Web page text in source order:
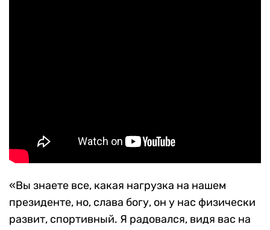
«Вы знаете все, какая нагрузка на нашем
президенте, но, слава богу, он у нас физически
развит, спортивный. Я радовался, видя вас на